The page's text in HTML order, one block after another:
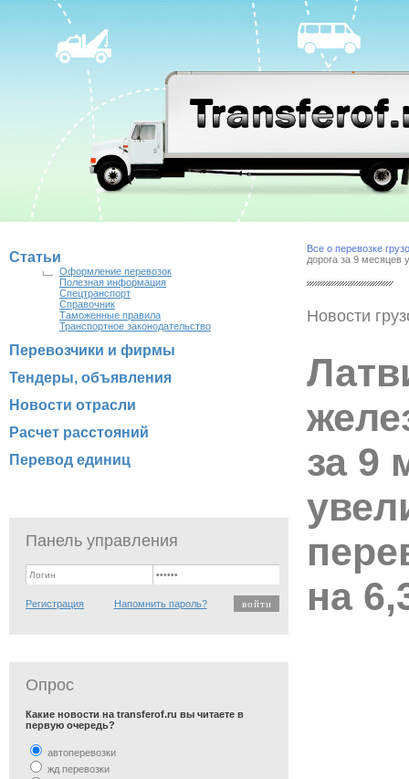
Статьи
Оформление перевозок
Полезная информация
Спецтранспорт
Справочник
Таможенные правила
Транспортное законодательство
Перевозчики и фирмы
Тендеры, объявления
Новости отрасли
Расчет расстояний
Перевод единиц
Панель управления
Регистрация Напомнить пароль?
Опрос
Какие новости на transferof.ru вы читаете в
первую очередь?
автоперевозки
жд перевозки
Все о перевозке
дорога за 9 месяцев
Новости
за 9
на